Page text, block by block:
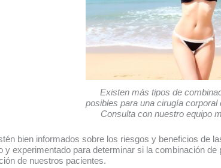
Existen más tipos de
posibles para una cirugía corporal
Consulta con nuestro equipo
bien informados sobre los riesgos y beneficios de
experimentado para determinar si la combinación
de nuestros pacientes.